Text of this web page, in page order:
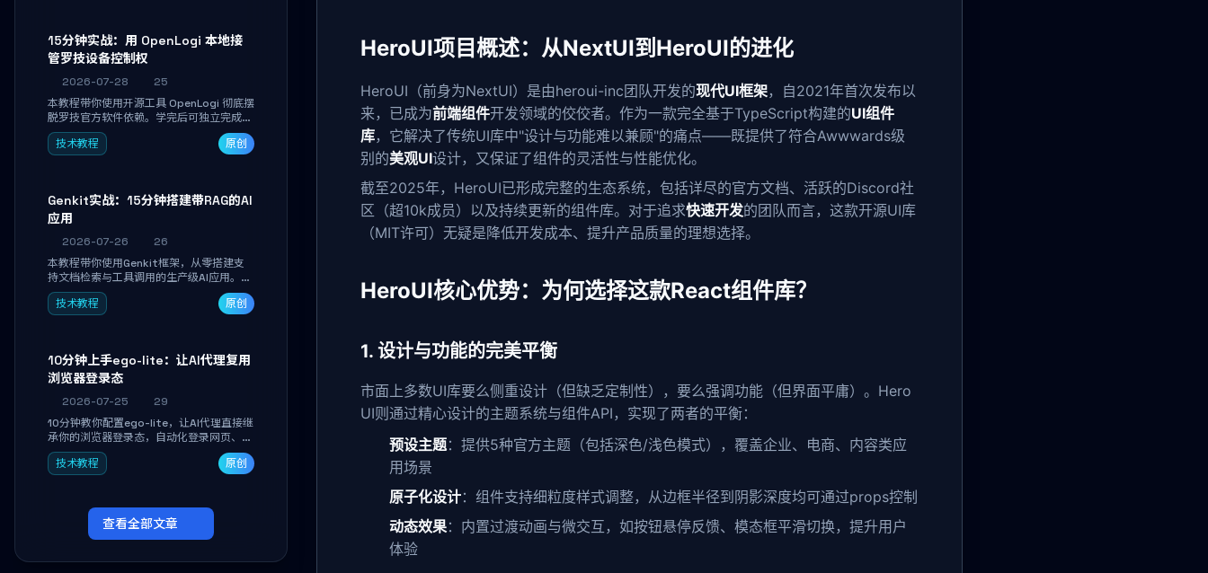
15分钟实战：用 OpenLogi 本地接
管罗技设备控制权
2026-07-28
25
本教程带你使用开源工具 OpenLogi 彻底摆
脱罗技官方软件依赖。学完后可独立完成设
备识别、按键重映射、DPI曲线配置与
SmartShift调节，实现完全离线控制，保
技术教程 原创
Genkit实战：15分钟搭建带RAG的AI
应用
2026-07-26
26
本教程带你使用Genkit框架，从零搭建支
持文档检索与工具调用的生产级AI应用。通
过环境配置、核心代码编写与调试避坑指
南，学完即可掌握多模型切换、RAG管道构
技术教程 原创
10分钟上手ego-lite：让AI代理复用
浏览器登录态
2026-07-25
29
10分钟教你配置ego-lite，让AI代理直接继
承你的浏览器登录态，自动化登录网页、抓
取数据，无需分享密码，多任务并行不干扰
日常使用。
技术教程 原创
查看全部文章
HeroUI项目概述：从NextUI到HeroUI的进化
HeroUI（前身为NextUI）是由heroui-inc团队开发的现代UI框架，自2021年首次发布以
来，已成为前端组件开发领域的佼佼者。作为一款完全基于TypeScript构建的UI组件
库，它解决了传统UI库中"设计与功能难以兼顾"的痛点——既提供了符合Awwwards级
别的美观UI设计，又保证了组件的灵活性与性能优化。
截至2025年，HeroUI已形成完整的生态系统，包括详尽的官方文档、活跃的Discord社
区（超10k成员）以及持续更新的组件库。对于追求快速开发的团队而言，这款开源UI库
（MIT许可）无疑是降低开发成本、提升产品质量的理想选择。
HeroUI核心优势：为何选择这款React组件库？
1. 设计与功能的完美平衡
市面上多数UI库要么侧重设计（但缺乏定制性），要么强调功能（但界面平庸）。Hero
UI则通过精心设计的主题系统与组件API，实现了两者的平衡：
预设主题：提供5种官方主题（包括深色/浅色模式），覆盖企业、电商、内容类应
用场景
原子化设计：组件支持细粒度样式调整，从边框半径到阴影深度均可通过props控制
动态效果：内置过渡动画与微交互，如按钮悬停反馈、模态框平滑切换，提升用户
体验